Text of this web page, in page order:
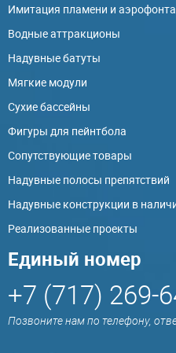
Имитация пламени и
Водные аттракционы
Надувные батуты
Мягкие модули
Сухие бассейны
Фигуры для пейнтбола
Сопутствующие товары
Надувные полосы препятствий
Надувные конструкции в
Реализованные проекты
Единый номер
+7 (717) 269-
Позвоните нам по телефону,